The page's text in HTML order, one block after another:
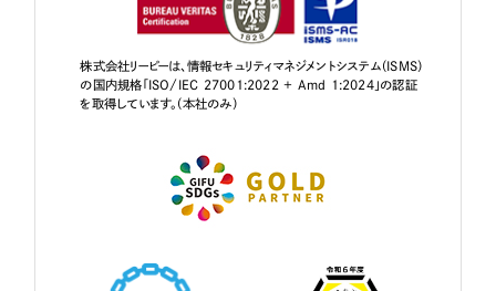
株式会社リーピーは、情報セキュリティマネジメントシステム（ISMS）
の国内規格「ISO/IEC 27001:2022 + Amd 1:2024」の認証
を取得しています。（本社のみ）